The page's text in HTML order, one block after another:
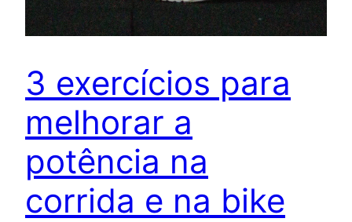
3 exercícios para
melhorar a
potência na
corrida e na bike